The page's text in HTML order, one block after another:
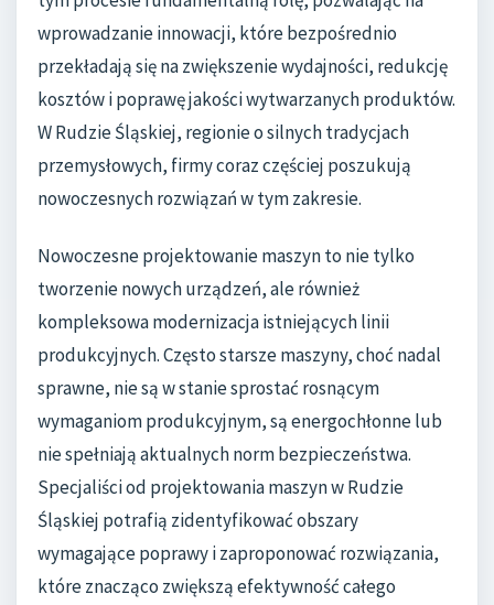
wprowadzanie innowacji, które bezpośrednio
przekładają się na zwiększenie wydajności, redukcję
kosztów i poprawę jakości wytwarzanych produktów.
W Rudzie Śląskiej, regionie o silnych tradycjach
przemysłowych, firmy coraz częściej poszukują
nowoczesnych rozwiązań w tym zakresie.
Nowoczesne projektowanie maszyn to nie tylko
tworzenie nowych urządzeń, ale również
kompleksowa modernizacja istniejących linii
produkcyjnych. Często starsze maszyny, choć nadal
sprawne, nie są w stanie sprostać rosnącym
wymaganiom produkcyjnym, są energochłonne lub
nie spełniają aktualnych norm bezpieczeństwa.
Specjaliści od projektowania maszyn w Rudzie
Śląskiej potrafią zidentyfikować obszary
wymagające poprawy i zaproponować rozwiązania,
które znacząco zwiększą efektywność całego